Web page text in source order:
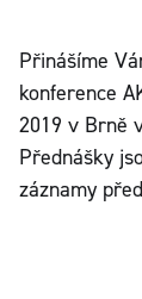
Přinášíme
konference
2019 v Brně
Přednášky
záznamy